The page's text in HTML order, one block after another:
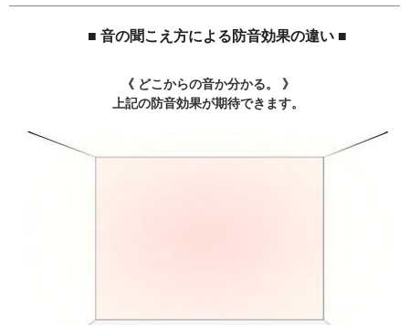
■ 音の聞こえ方による防音効果の違い ■
《 どこからの音か分かる。 》
上記の防音効果が期待できます。